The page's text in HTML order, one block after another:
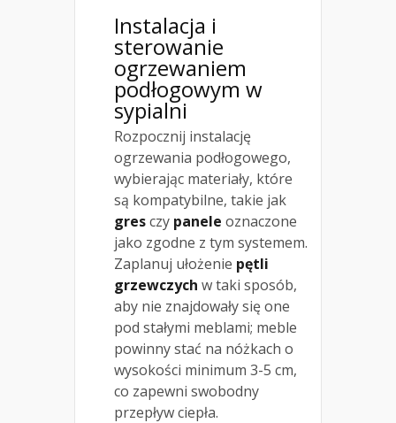
Instalacja i
sterowanie
ogrzewaniem
podłogowym w
sypialni
Rozpocznij instalację
ogrzewania podłogowego,
wybierając materiały, które
są kompatybilne, takie jak
gresczy panele oznaczone
jako zgodne z tym systemem.
Zaplanuj ułożenie pętli
grzewczych w taki sposób,
aby nie znajdowały się one
pod stałymi meblami; meble
powinny stać na nóżkach o
wysokości minimum 3-5 cm,
co zapewni swobodny
przepływ ciepła.